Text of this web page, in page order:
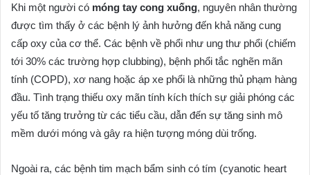
Khi một người có móng tay cong xuống, nguyên nhân thường
được tìm thấy ở các bệnh lý ảnh hưởng đến khả năng cung
cấp oxy của cơ thể. Các bệnh về phổi như ung thư phổi (chiếm
tới 30% các trường hợp clubbing), bệnh phổi tắc nghẽn mãn
tính (COPD), xơ nang hoặc áp xe phổi là những thủ phạm hàng
đầu. Tình trạng thiếu oxy mãn tính kích thích sự giải phóng các
yếu tố tăng trưởng từ các tiểu cầu, dẫn đến sự tăng sinh mô
mềm dưới móng và gây ra hiện tượng móng dùi trống.
Ngoài ra, các bệnh tim mạch bẩm sinh có tím (cyanotic heart